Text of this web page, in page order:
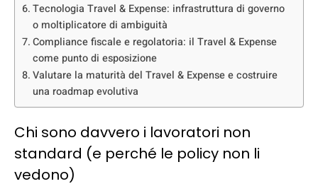
Tecnologia Travel & Expense: infrastruttura di governo
o moltiplicatore di ambiguità
Compliance fiscale e regolatoria: il Travel & Expense
come punto di esposizione
Valutare la maturità del Travel & Expense e costruire
una roadmap evolutiva
Chi sono davvero i lavoratori non
standard (e perché le policy non li
vedono)